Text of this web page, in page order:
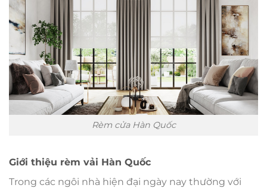
Rèm cửa Hàn Quốc
Giới thiệu rèm vải Hàn Quốc
Trong các ngôi nhà hiện đại ngày nay thường với